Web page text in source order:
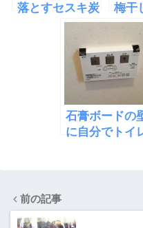
落とすセスキ炭
酸ソーダがネッ
梅干
干さ
い
石膏ボードの
に自分でトイ
前の記事